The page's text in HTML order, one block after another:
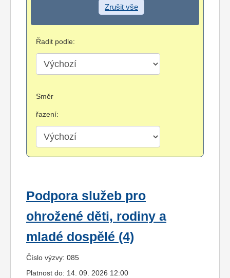
Zrušit vše
Řadit podle:
Směr
řazení:
Podpora služeb pro
ohrožené děti, rodiny a
mladé dospělé (4)
Číslo výzvy: 085
Platnost do: 14. 09. 2026 12:00